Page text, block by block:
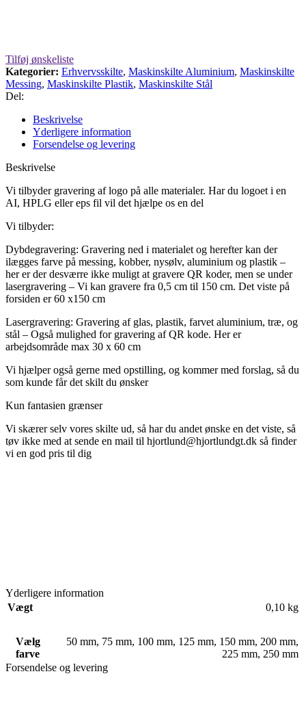
Tilføj ønskeliste
Kategorier: Erhvervsskilte, Maskinskilte Aluminium, Maskinskilte
Messing, Maskinskilte Plastik, Maskinskilte Stål
Del:
Beskrivelse
Yderligere information
Forsendelse og levering
Beskrivelse
Vi tilbyder gravering af logo på alle materialer. Har du logoet i en
AI, HPLG eller eps fil vil det hjælpe os en del
Vi tilbyder:
Dybdegravering: Gravering ned i materialet og herefter kan der
ilægges farve på messing, kobber, nysølv, aluminium og plastik –
her er der desværre ikke muligt at gravere QR koder, men se under
lasergravering – Vi kan gravere fra 0,5 cm til 150 cm. Det viste på
forsiden er 60 x150 cm
Lasergravering: Gravering af glas, plastik, farvet aluminium, træ, og
stål – Også mulighed for gravering af QR kode. Her er
arbejdsområde max 30 x 60 cm
Vi hjælper også gerne med opstilling, og kommer med forslag, så du
som kunde får det skilt du ønsker
Kun fantasien grænser
Vi skærer selv vores skilte ud, så har du andet ønske en det viste, så
tøv ikke med at sende en mail til hjortlund@hjortlundgt.dk så finder
vi en god pris til dig
Yderligere information
Vægt
0,10 kg
Vælg
farve
50 mm, 75 mm, 100 mm, 125 mm, 150 mm, 200 mm,
225 mm, 250 mm
Forsendelse og levering